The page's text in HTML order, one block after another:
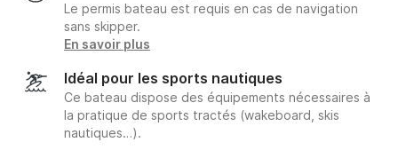
Le permis bateau est requis en cas de navigation
sans skipper.
En savoir plus
Idéal pour les sports nautiques
Ce bateau dispose des équipements nécessaires à
la pratique de sports tractés (wakeboard, skis
nautiques…).